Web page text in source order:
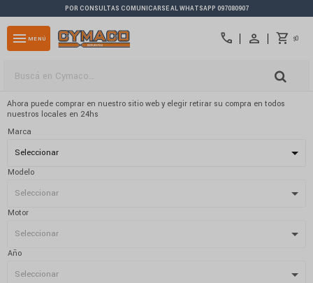
POR CONSULTAS COMUNICARSE AL WHATSAPP 097080907
call $0
menu MENÚ
Ahora puede comprar en nuestro sitio web y elegir retirar su compra en todos
nuestros locales en 24hs
Marca
Modelo
Motor
Año
close